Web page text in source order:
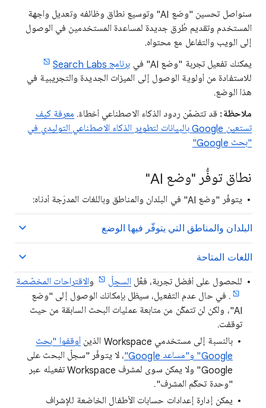
سنواصل تحسين "وضع AI" وتوسيع نطاق وظائفه وتعديل واجهة
المستخدم وتقديم طُرق جديدة لمساعدة المستخدمين في الوصول
إلى الويب والتفاعل مع محتواه.
يمكنك تفعيل تجربة "وضع AI" في
برنامج Search Labs
للاستفادة من أولوية الوصول إلى الميزات الجديدة والتجريبية في
هذا الوضع.
ملاحظة: قد تتضمّن ردود الذكاء الاصطناعي أخطاءً. معرفة كيف
تستعين Google بالبيانات لتطوير الذكاء الاصطناعي التوليدي في
"بحث Google"
نطاق توفُّر "وضع AI"
يتوفّر "وضع AI" في البلدان والمناطق وباللغات المدرَجة أدناه:
البلدان والمناطق التي يتوفّر فيها الوضع
اللغات المتاحة
للحصول على أفضل تجربة، فعِّلالسجلّ والاقتراحات المخصّصة
. في حال عدم التفعيل، سيظل بإمكانك الوصول إلى "وضع
AI"، ولكن لن تتمكّن من متابعة عمليات البحث السابقة من حيث
توقفت.
بالنسبة إلى مستخدمي Workspace الذين
أوقفوا "بحث
Google" و"مساعد Google"
، لا يتوفّر "سجلّ البحث على
Google" ولا يمكن سوى لمشرف Workspace تفعيله عبر
"وحدة تحكّم المشرف".
يمكن إدارة إعدادات حسابات الأطفال الخاضعة للإشراف